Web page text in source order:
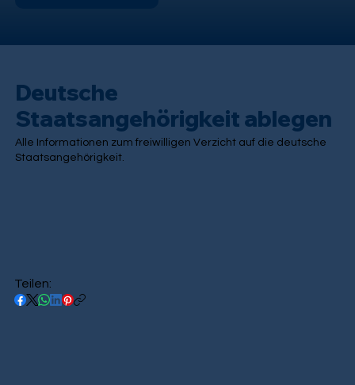
Deutsche
Staatsangehörigkeit ablegen
Alle Informationen zum freiwilligen Verzicht auf die deutsche
Staatsangehörigkeit.
Teilen: